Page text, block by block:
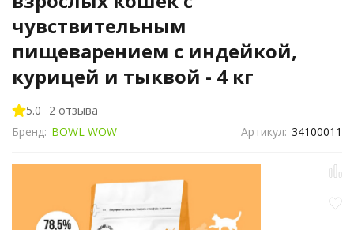
чувствительным
пищеварением с индейкой,
курицей и тыквой - 4 кг
5.0
2 отзыва
Бренд: BOWL WOW Артикул: 34100011